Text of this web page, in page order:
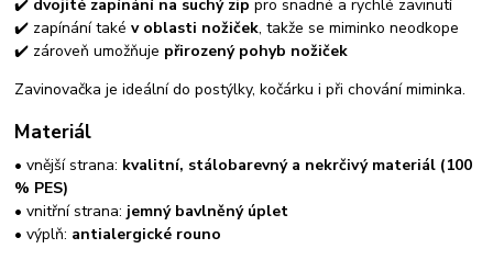
✔️ dvojité zapínání na suchý zip pro snadné a rychlé zavinutí
✔️ zapínání takév oblasti nožiček, takže se miminko neodkope
✔️ zároveň umožňuje přirozený pohyb nožiček
Zavinovačka je ideální do postýlky, kočárku i při chování miminka.
Materiál
• vnější strana: kvalitní, stálobarevný a nekrčivý materiál (100
% PES)
• vnitřní strana: jemný bavlněný úplet
• výplň: antialergické rouno